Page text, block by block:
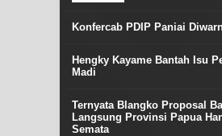
Konfercab PDIP Paniai
Hengky Kayame Bantah Isu
Madi
Ternyata Blangko Proposal
Langsung Provinsi Papua
Semata